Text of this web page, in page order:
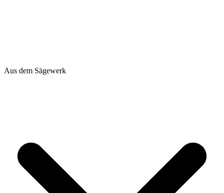
Aus dem Sägewerk